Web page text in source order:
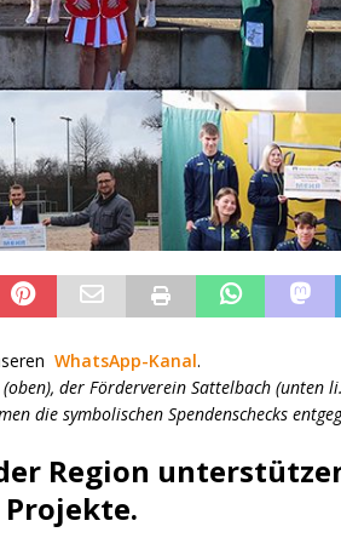
WhatsApp-Kanal.
(oben), der Förderverein Sattelbach (unten
die symbolischen Spendenschecks
Region